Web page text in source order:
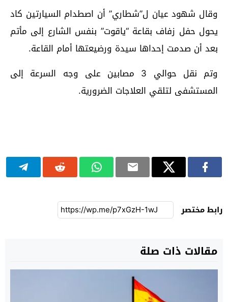
وقال شهود عيان ل”شطاري” أن اصطدام السيارتين كاد
يحول حفل زفاف بقاعة “ياقوت” بنفس الشارع إلى مأتم
بعد أن صدمت إحداها سيدة ورضيعتها أمام القاعة.
وتم نقل حوالي 3 مصابين على وجه السرعة إلى
المستشفى لتلقي العلاجات الضرورية.
رابط مختصر
مقالات ذات صلة